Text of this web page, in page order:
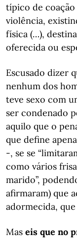
típico de
violência,
física (…),
oferecida ou
Escusado dizer
nenhum dos
teve sexo com
ser condenado
aquilo que o
que define
-, se se
como vários
marido”,
afirmaram) que
adormecida,
Mas eis que no